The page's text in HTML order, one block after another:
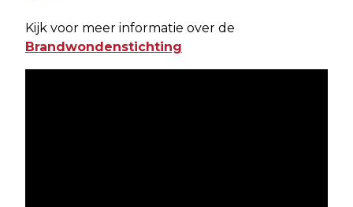
Kijk voor meer informatie over de
Brandwondenstichting